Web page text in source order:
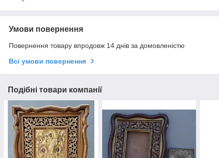
Умови повернення
Повернення товару впродовж 14 днів за домовленістю
Всі умови повернення
Подібні товари компанії